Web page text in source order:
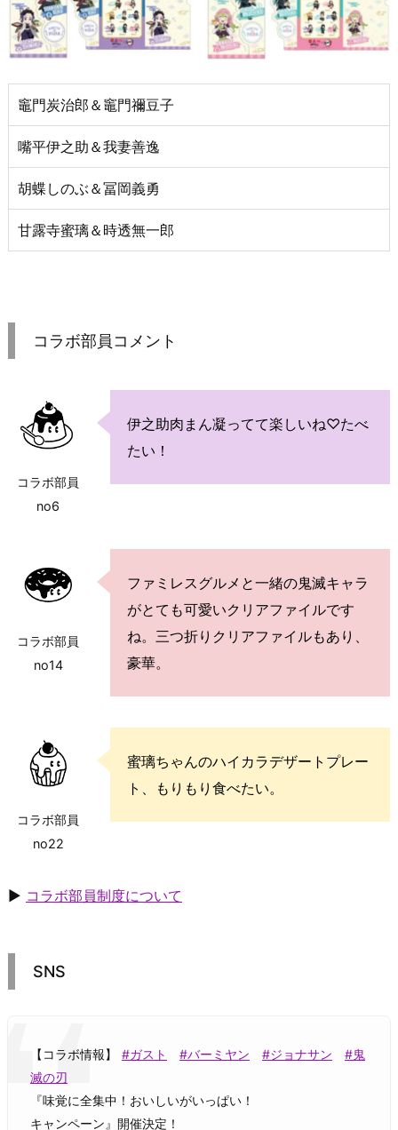
竈門炭治郎＆竈門禰豆子
嘴平伊之助＆我妻善逸
胡蝶しのぶ＆冨岡義勇
甘露寺蜜璃＆時透無一郎
コラボ部員コメント
コラボ部員
no6
伊之助肉まん凝ってて楽しいね♡たべ
たい！
コラボ部員
no14
ファミレスグルメと一緒の鬼滅キャラ
がとても可愛いクリアファイルです
ね。三つ折りクリアファイルもあり、
豪華。
コラボ部員
no22
蜜璃ちゃんのハイカラデザートプレー
ト、もりもり食べたい。
▶ コラボ部員制度について
SNS
【コラボ情報】 #ガスト #バーミヤン #ジョナサン
#鬼
滅の刃
『味覚に全集中！おいしいがいっぱい！
キャンペーン』開催決定！